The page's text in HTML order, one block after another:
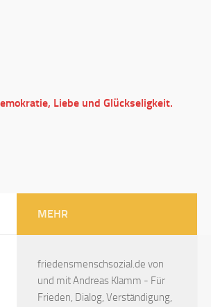
Liebe und Glückseligkeit.
MEHR
friedensmenschsozial.de von
und mit Andreas Klamm - Für
Frieden, Dialog, Verständigung,